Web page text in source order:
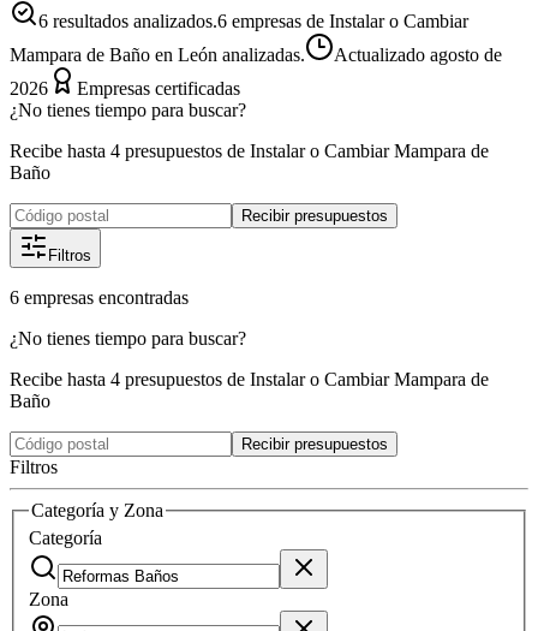
6 resultados analizados.6 empresas de Instalar o Cambiar
Mampara de Baño en León analizadas.
Actualizado agosto de
2026
Empresas certificadas
¿No tienes tiempo para buscar?
Recibe hasta 4 presupuestos de Instalar o Cambiar Mampara de
Baño
Recibir presupuestos
Filtros
6 empresas encontradas
¿No tienes tiempo para buscar?
Recibe hasta 4 presupuestos de Instalar o Cambiar Mampara de
Baño
Recibir presupuestos
Filtros
Categoría y Zona
Categoría
Zona